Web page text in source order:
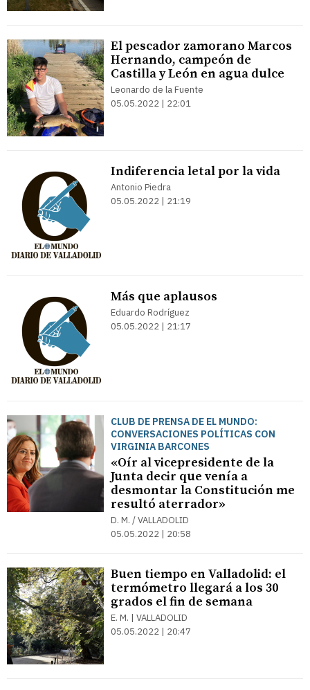
El pescador zamorano Marcos
Hernando, campeón de
Castilla y León en agua dulce
Leonardo de la Fuente
05.05.2022 | 22:01
Indiferencia letal por la vida
Antonio Piedra
05.05.2022 | 21:19
Más que aplausos
Eduardo Rodríguez
05.05.2022 | 21:17
CLUB DE PRENSA DE EL MUNDO:
CONVERSACIONES POLÍTICAS CON
VIRGINIA BARCONES
«Oír al vicepresidente de la
Junta decir que venía a
desmontar la Constitución me
resultó aterrador»
D. M. / VALLADOLID
05.05.2022 | 20:58
Buen tiempo en Valladolid: el
termómetro llegará a los 30
grados el fin de semana
E. M. | VALLADOLID
05.05.2022 | 20:47